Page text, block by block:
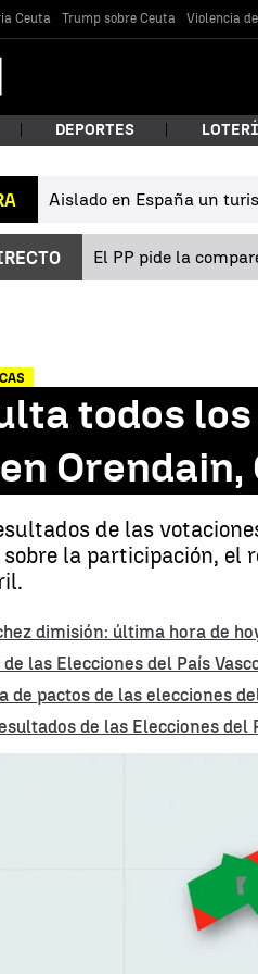
Ceuta Trump sobre Ceuta Violencia
¿Qué
Buscar
DEPORTES
Aislado en España un
El PP pide la
todos
Orendain,
de las
la participación, el
dimisión: última hora de
las Elecciones del País
de pactos de las elecciones
de las Elecciones del